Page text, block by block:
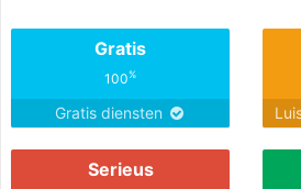
Gratis
100%
Gratis diensten
Serieus